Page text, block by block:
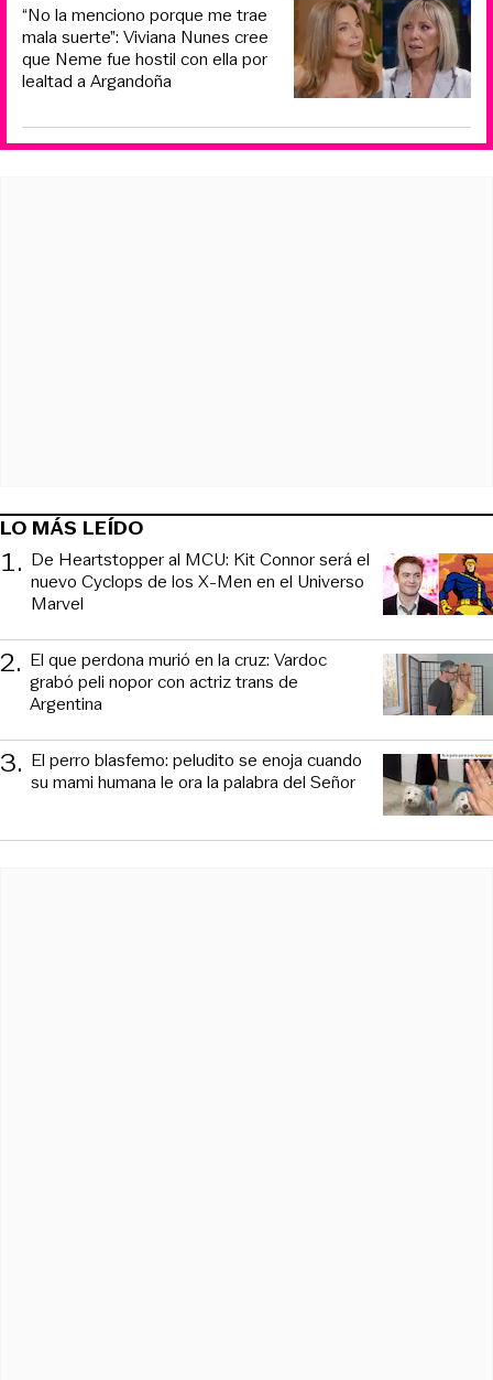
“No la menciono porque me trae
mala suerte”: Viviana Nunes cree
que Neme fue hostil con ella por
lealtad a Argandoña
LO MÁS LEÍDO
1. De Heartstopper al MCU: Kit Connor será el
nuevo Cyclops de los X-Men en el Universo
Marvel
2. El que perdona murió en la cruz: Vardoc
grabó peli nopor con actriz trans de
Argentina
3. El perro blasfemo: peludito se enoja cuando
su mami humana le ora la palabra del Señor